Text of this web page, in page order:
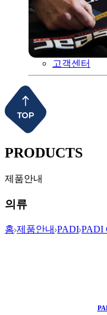
고객센터
PRODUCTS
제품안내
의류
홈 제품안내 PADI PADI